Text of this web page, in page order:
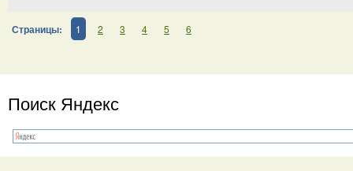
Страницы: 1 2 3 4 5 6
Поиск Яндекс